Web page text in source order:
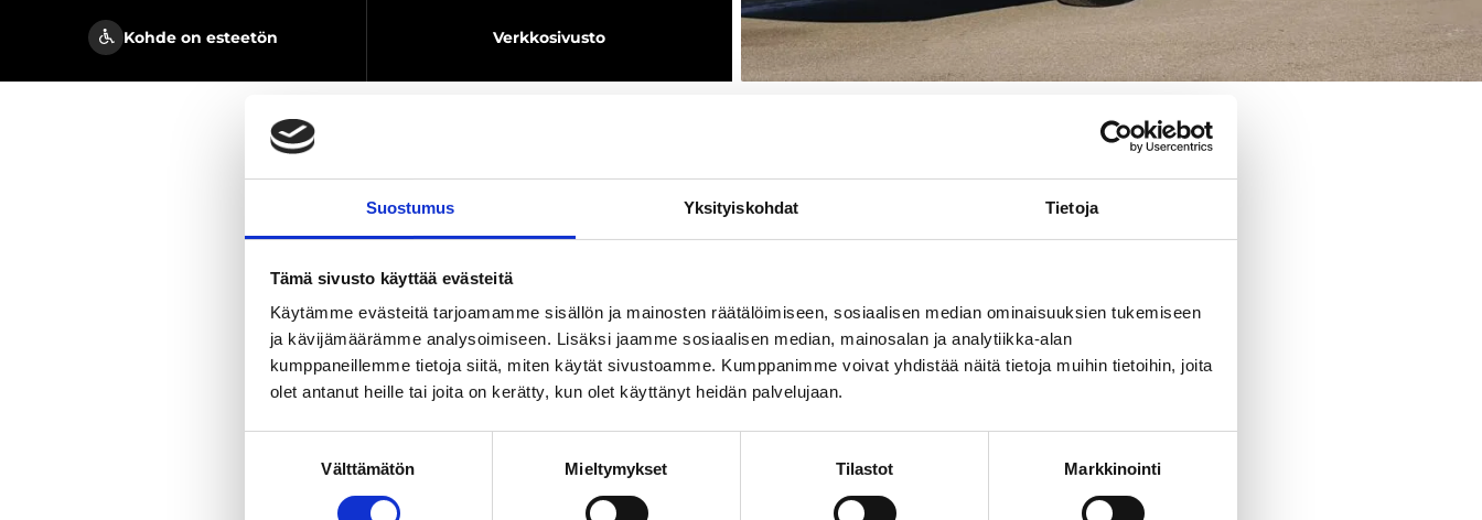
Suostumus Yksityiskohdat Tietoja
Tämä sivusto käyttää evästeitä
Käytämme evästeitä tarjoamamme sisällön ja mainosten räätälöimiseen, sosiaalisen median ominaisuuksien tukemiseen
ja kävijämäärämme analysoimiseen. Lisäksi jaamme sosiaalisen median, mainosalan ja analytiikka-alan
kumppaneillemme tietoja siitä, miten käytät sivustoamme. Kumppanimme voivat yhdistää näitä tietoja muihin tietoihin, joita
olet antanut heille tai joita on kerätty, kun olet käyttänyt heidän palvelujaan.
Välttämätön Mieltymykset Tilastot Markkinointi
Kohde on esteetön Verkkosivusto
Jaa sivu
Tilausliikenne Pekka Palmgren Oy on tarjonnut luotettavia sekä turvallisia
tilausliikennepalveluja jo vuodesta 1998 lähtien.
Me järjestämme kuljetukset matkoille sekä toteutamme erilaiset, tarpeiden
Yrityksemme kotipaikka on Sastamalassa, mutta palvelemme ja kuljetamme
laajasti tarpeen mukaan – niin kotimaassa kuin ulkomaillekin.